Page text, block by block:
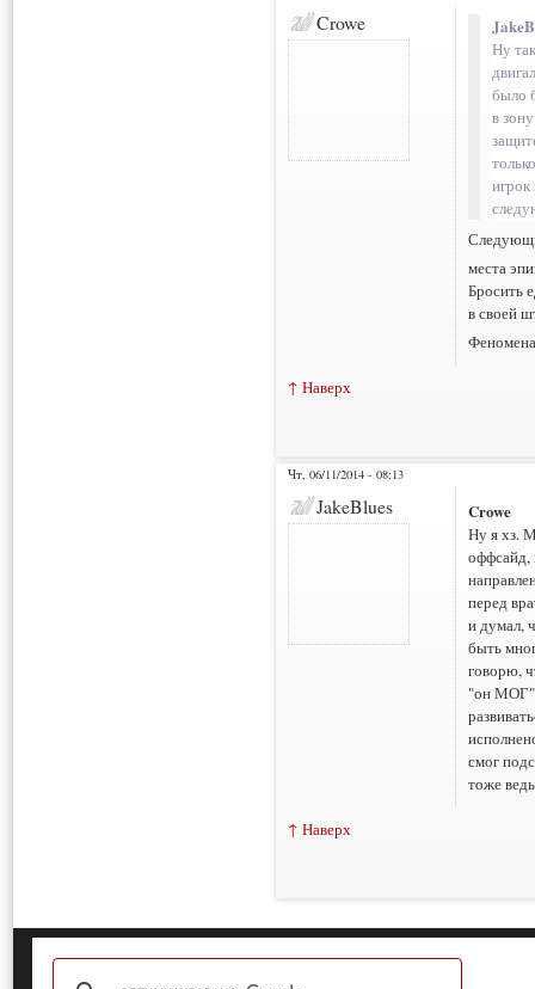
Crowe
Ну
было
в
места
Бросить
в своей
↑ Наверх
Чт, 06/11/2014 - 08:13
JakeBlues Crowe
Ну я хз.
оффсайд,
перед
и думал,
быть
говорю,
"он МОГ".
смог
тоже
↑ Наверх